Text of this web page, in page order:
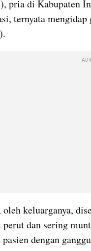
pria di Kabupaten
ternyata
keluarganya,
dan sering
dengan